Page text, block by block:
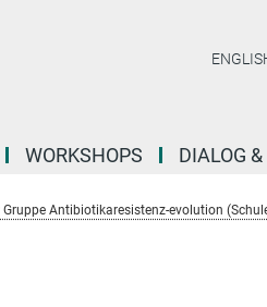
WORKSHOPS DIALOG
Gruppe Antibiotikaresistenz-evolution